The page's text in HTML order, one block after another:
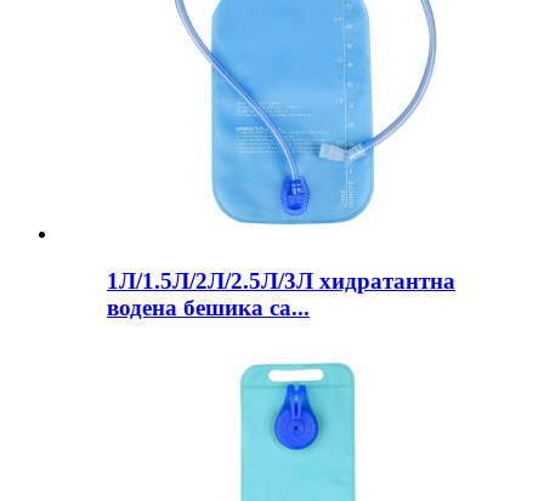
1Л/1.5Л/2Л/2.5Л/3Л хидратантна
водена бешика са...